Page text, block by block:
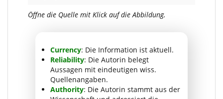
Öffne die Quelle mit Klick auf die Abbildung.
Currency: Die Information ist aktuell.
Reliability: Die Autorin belegt
Aussagen mit eindeutigen wiss.
Quellenangaben.
Authority: Die Autorin stammt aus der